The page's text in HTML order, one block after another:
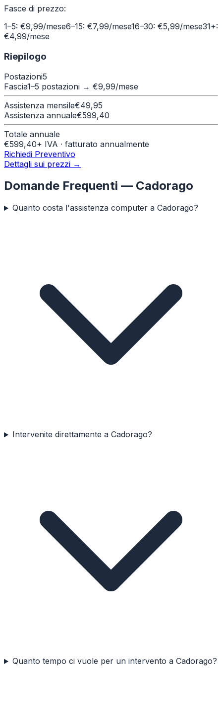
Fasce di prezzo:
1–5: €9,99/mese6–15: €7,99/mese16–30: €5,99/mese31+:
€4,99/mese
Riepilogo
Postazioni5
Fascia1–5 postazioni → €9,99/mese
Assistenza mensile€49,95
Assistenza annuale€599,40
Totale annuale
€599,40+ IVA · fatturato annualmente
Richiedi Preventivo
Dettagli sui prezzi →
Domande Frequenti — Cadorago
Quanto costa l'assistenza computer a Cadorago?
Intervenite direttamente a Cadorago?
Quanto tempo ci vuole per un intervento a Cadorago?